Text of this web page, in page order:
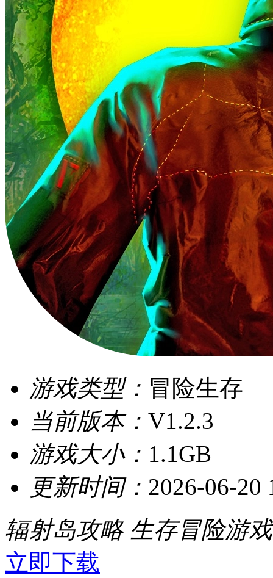
游戏类型： 冒险生存
当前版本： V1.2.3
游戏大小： 1.1GB
更新时间： 2026-06-20
辐射岛攻略 生存冒险游戏
立即下载